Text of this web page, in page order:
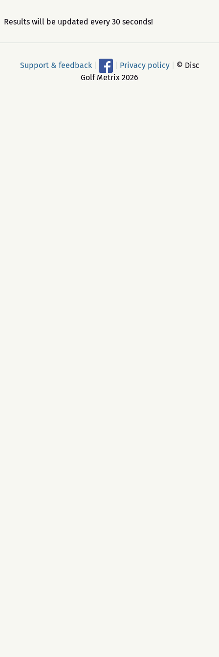
Results will be updated every 30 seconds!
Support & feedback Privacy policy
© Disc
Golf Metrix 2026